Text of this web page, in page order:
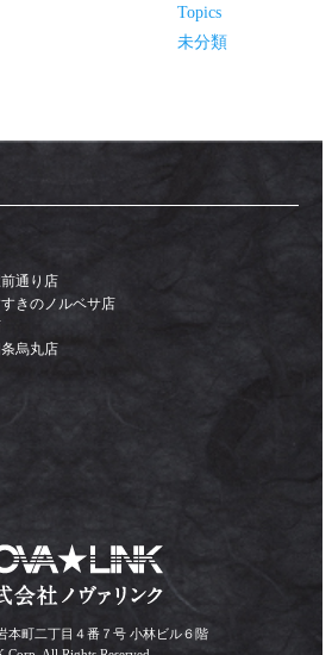
Topics
未分類
通り店
きのノルベサ店
烏丸店
本町二丁目４番７号 小林ビル６階